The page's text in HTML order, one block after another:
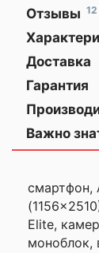
Отзывы 12
Доставка
Гарантия
Важно
по
Минску,
Дата
смартфон,
Elite,
моноблок,
к
я